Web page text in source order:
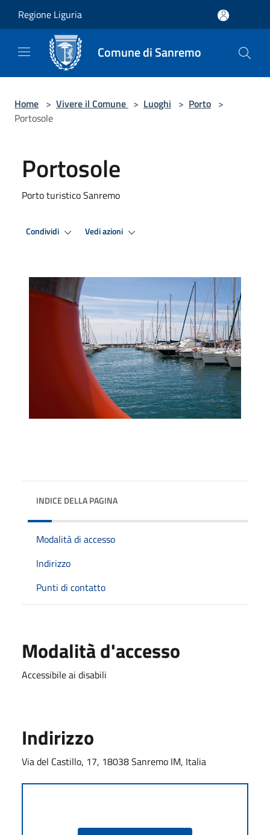
Regione Liguria
Comune di Sanremo
Home > Vivere il Comune > Luoghi > Porto >
Portosole
Portosole
Porto turistico Sanremo
Condividi Vedi azioni
INDICE DELLA PAGINA
Modalità di accesso
Indirizzo
Punti di contatto
Modalità d'accesso
Accessibile ai disabili
Indirizzo
Via del Castillo, 17, 18038 Sanremo IM, Italia